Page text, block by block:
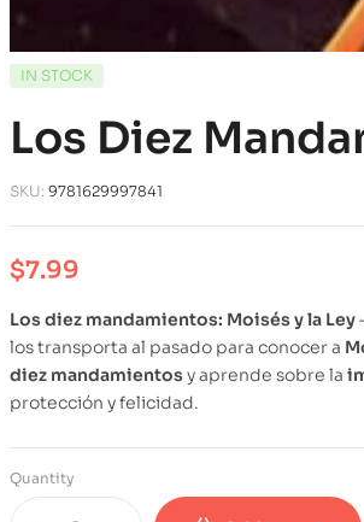
IN STOCK
Los Diez
SKU: 9781629997841
$7.99
Los diez mandamientos: Moisés y la Ley
los transporta al pasado para conocer a
diez mandamientos y aprende sobre la
protección y felicidad.
Quantity